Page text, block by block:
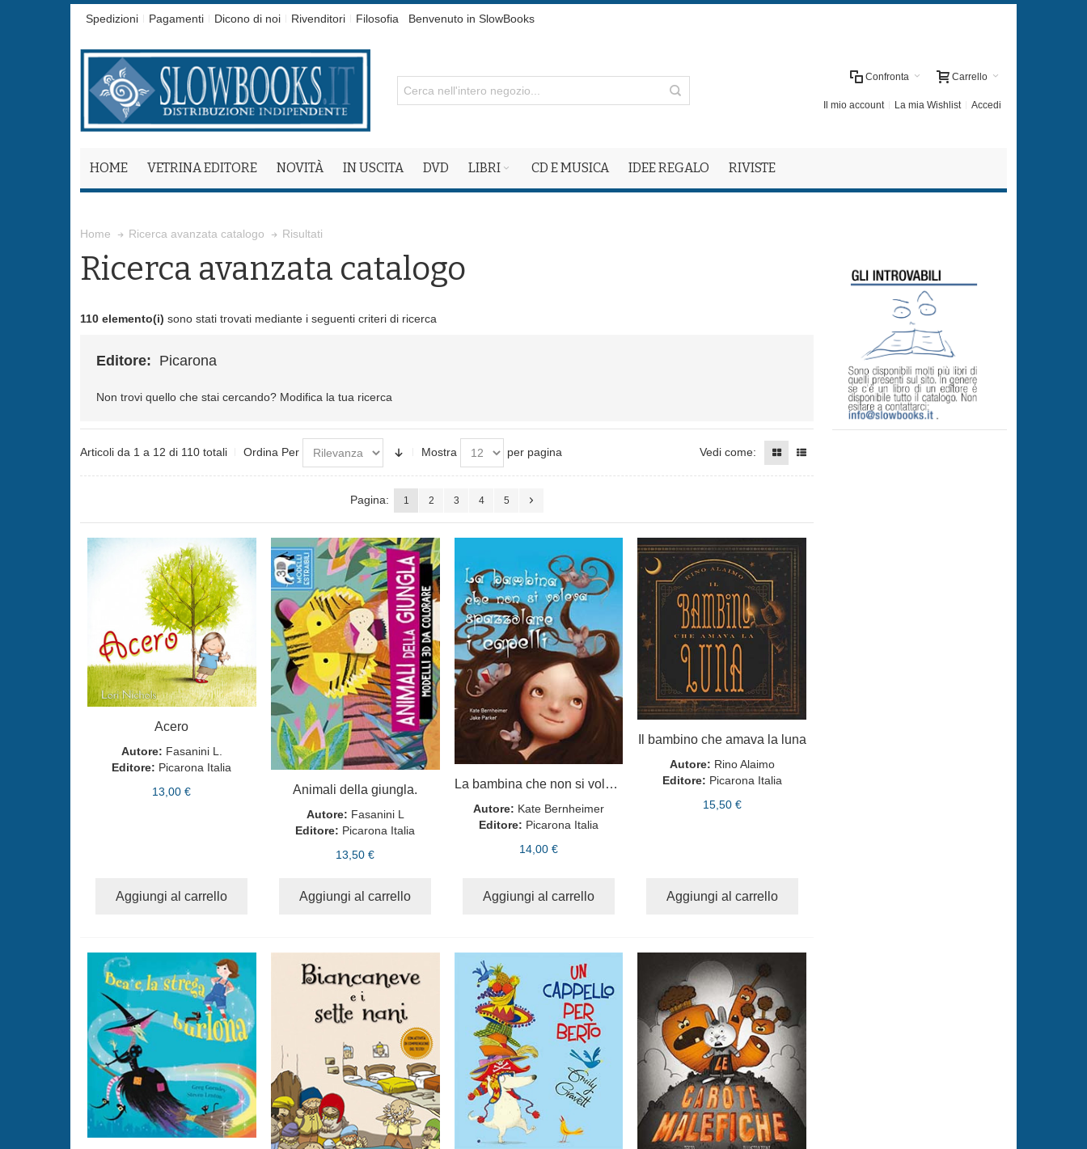
Spedizioni Pagamenti Dicono di noi Rivenditori Filosofia Benvenuto in SlowBooks
Carrello
Confronta
Il mio account La mia Wishlist Accedi
HOME VETRINA EDITORE NOVITÀ IN USCITA DVD LIBRI CD E MUSICA IDEE REGALO RIVISTE
Home Ricerca avanzata catalogo Risultati
Ricerca avanzata catalogo
110 elemento(i) sono stati trovati mediante i seguenti criteri di ricerca
Editore: Picarona
Non trovi quello che stai cercando? Modifica la tua ricerca
Articoli da 1 a 12 di 110 totali Ordina Per Mostra per pagina Vedi come:
Pagina: 1 2 3 4 5
Acero
Autore: Fasanini L.
Editore: Picarona Italia
13,00 €
Aggiungi al carrello
Animali della giungla.
Autore: Fasanini L
Editore: Picarona Italia
13,50 €
Aggiungi al carrello
La bambina che non si voleva spazzolare i capelli
Autore: Kate Bernheimer
Editore: Picarona Italia
14,00 €
Aggiungi al carrello
Il bambino che amava la luna
Autore: Rino Alaimo
Editore: Picarona Italia
15,50 €
Aggiungi al carrello